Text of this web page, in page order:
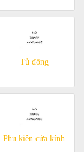
Tủ đông
Phụ kiện cửa kính